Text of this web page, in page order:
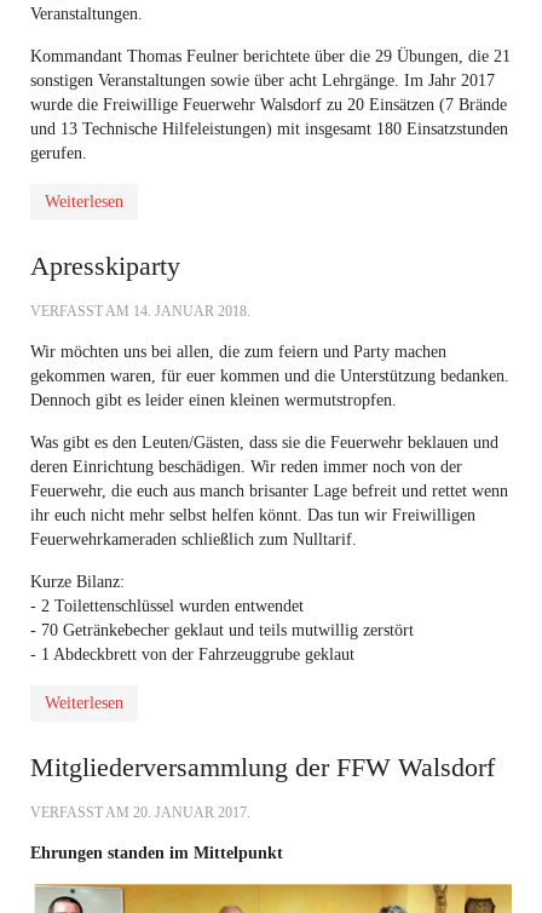
Veranstaltungen.
Kommandant Thomas Feulner berichtete über die 29 Übungen, die 21
sonstigen Veranstaltungen sowie über acht Lehrgänge. Im Jahr 2017
wurde die Freiwillige Feuerwehr Walsdorf zu 20 Einsätzen (7 Brände
und 13 Technische Hilfeleistungen) mit insgesamt 180 Einsatzstunden
gerufen.
Weiterlesen
Apresskiparty
VERFASST AM 14. JANUAR 2018.
Wir möchten uns bei allen, die zum feiern und Party machen
gekommen waren, für euer kommen und die Unterstützung bedanken.
Dennoch gibt es leider einen kleinen wermutstropfen.
Was gibt es den Leuten/Gästen, dass sie die Feuerwehr beklauen und
deren Einrichtung beschädigen. Wir reden immer noch von der
Feuerwehr, die euch aus manch brisanter Lage befreit und rettet wenn
ihr euch nicht mehr selbst helfen könnt. Das tun wir Freiwilligen
Feuerwehrkameraden schließlich zum Nulltarif.
Kurze Bilanz:
- 2 Toilettenschlüssel wurden entwendet
- 70 Getränkebecher geklaut und teils mutwillig zerstört
- 1 Abdeckbrett von der Fahrzeuggrube geklaut
Weiterlesen
Mitgliederversammlung der FFW Walsdorf
VERFASST AM 20. JANUAR 2017.
Ehrungen standen im Mittelpunkt